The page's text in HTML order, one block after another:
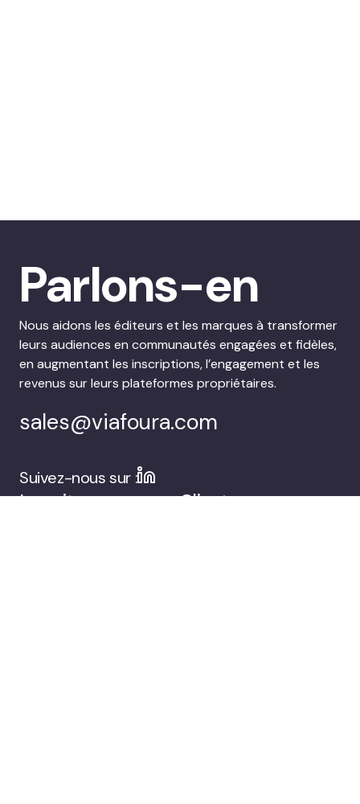
Parlons-en
Nous aidons les éditeurs et les marques à transformer
leurs audiences en communautés engagées et fidèles,
en augmentant les inscriptions, l’engagement et les
revenus sur leurs plateformes propriétaires.
sales@viafoura.com
Suivez-nous sur :
La suite
Clients